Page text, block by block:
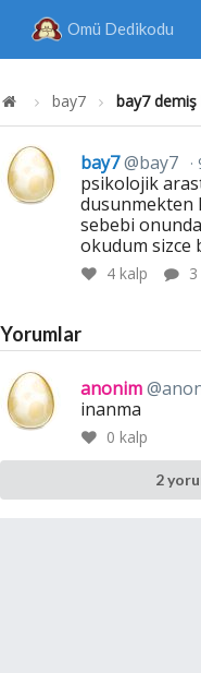
Omü Dedikodu
bay7 bay7 demiş
bay7@bay7
psikolojik
dusunmekten
sebebi
okudum sizce
4kalp
Yorumlar
anonim
inanma
0 kalp
2